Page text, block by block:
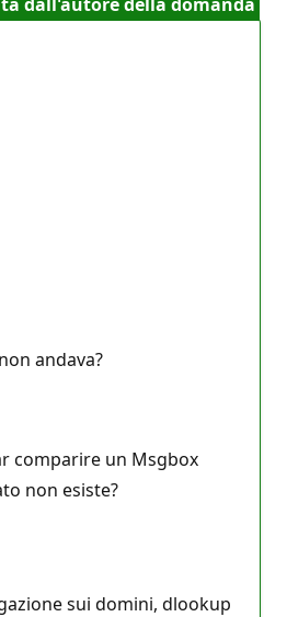
andava?
comparire un Msgbox
non esiste?
sui domini, dlookup